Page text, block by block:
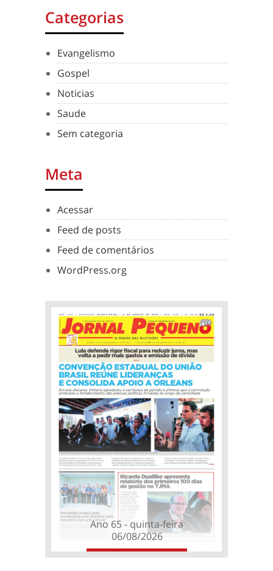
Categorias
Evangelismo
Gospel
Noticias
Saude
Sem categoria
Meta
Acessar
Feed de posts
Feed de comentários
WordPress.org
Ano 65 - quinta-feira
06/08/2026